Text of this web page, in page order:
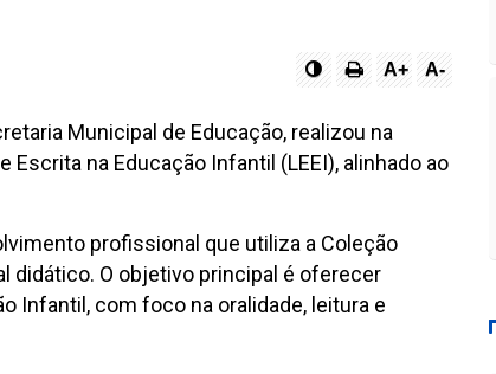
A+ A-
Municipal de Educação, realizou na
na Educação Infantil (LEEI), alinhado ao
profissional que utiliza a Coleção
didático. O objetivo principal é oferecer
Infantil, com foco na oralidade, leitura e